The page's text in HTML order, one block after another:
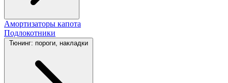
Амортизаторы капота
Подлокотники
Тюнинг: пороги, накладки